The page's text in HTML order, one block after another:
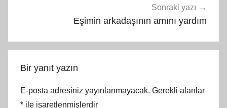
Sonraki yazı
Eşimin arkadaşının amını yardım
Bir yanıt yazın
E-posta adresiniz yayınlanmayacak. Gerekli alanlar
* ile işaretlenmişlerdir